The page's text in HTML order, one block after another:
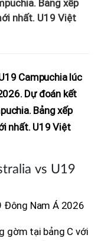
Bảng xếp
nhất. U19 Việt
Campuchia lúc
Dự đoán kết
Bảng xếp
nhất. U19 Việt
vs U19
Đông Nam Á 2026
gờm tại bảng C với